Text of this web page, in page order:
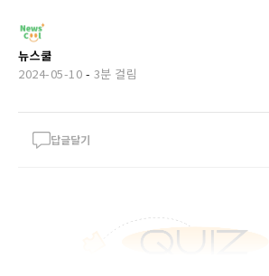
뉴스쿨
2024-05-10 - 3분 걸림
답글달기